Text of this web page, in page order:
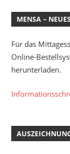
MENSA –
Für das
Online-
herunterladen.